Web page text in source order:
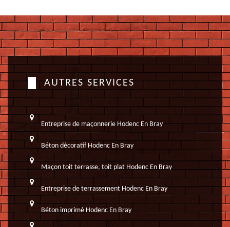
AUTRES SERVICES
Entreprise de maçonnerie Hodenc En Bray
Béton décoratif Hodenc En Bray
Maçon toit terrasse, toit plat Hodenc En Bray
Entreprise de terrassement Hodenc En Bray
Béton imprimé Hodenc En Bray